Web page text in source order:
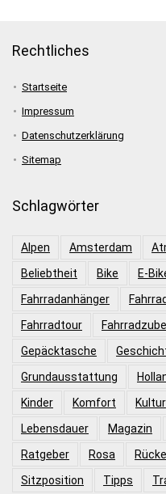
Rechtliches
Startseite
Impressum
Datenschutzerklärung
Sitemap
Schlagwörter
Alpen Amsterdam
Beliebtheit
Bike E-
Fahrradanhänger
Fahrradtour
Gepäcktasche
Grundausstattung
Kinder
Komfort Kultur
Lebensdauer
Magazin
Ratgeber
Rosa
Sitzposition
Tipps